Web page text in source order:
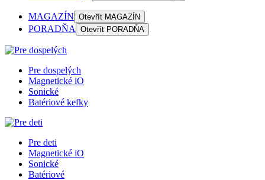
MAGAZÍN Otevřít MAGAZÍN
PORADŇA Otevřít PORADŇA
Pre dospelých
Magnetické iO
Sonické
Batériové kefky
Pre deti
Magnetické iO
Sonické
Batériové